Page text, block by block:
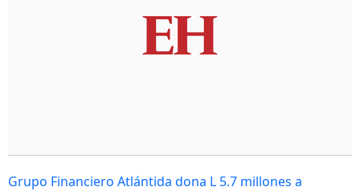
Grupo Financiero Atlántida dona L 5.7 millones a